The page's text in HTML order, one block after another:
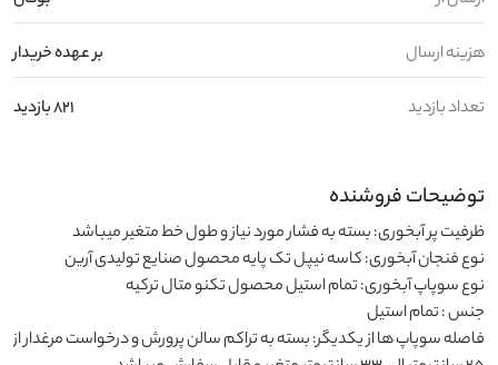
هزینه ارسال بر عهده خریدار
تعداد بازدید 821 بازدید
توضیحات فروشنده